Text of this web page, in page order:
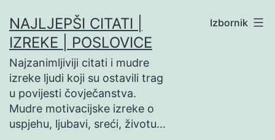
na
sadržaj
NAJLJEPŠI CITATI |
IZREKE | POSLOVICE
Najzanimljiviji citati i mudre
izreke ljudi koji su ostavili trag
u povijesti čovječanstva.
Mudre motivacijske izreke o
uspjehu, ljubavi, sreći, životu…
Izbornik